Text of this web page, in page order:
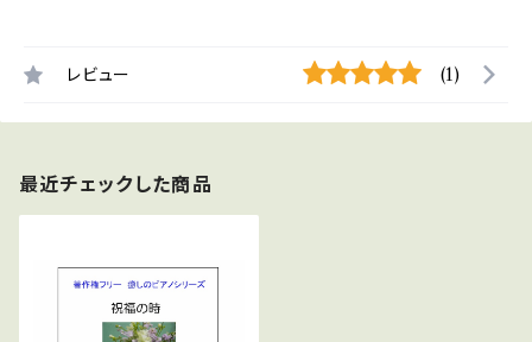
レビュー (1)
最近チェックした商品